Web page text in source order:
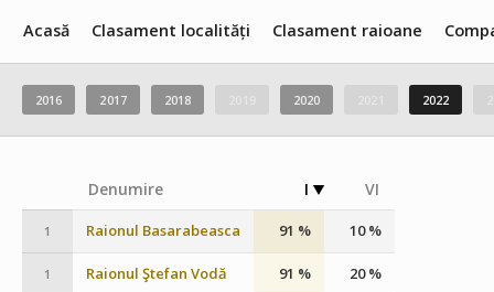
Acasă Clasament localități Clasament raioane
2016 2017 2018 2020 2022
Denumire I VI
1 Raionul Basarabeasca 91 % 10 %
1 Raionul Ştefan Vodă 91 % 20 %